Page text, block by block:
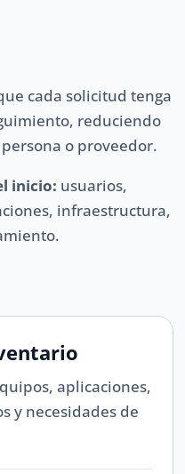
cada solicitud tenga
reduciendo
o proveedor.
inicio: usuarios,
infraestructura,
aplicaciones,
y necesidades de